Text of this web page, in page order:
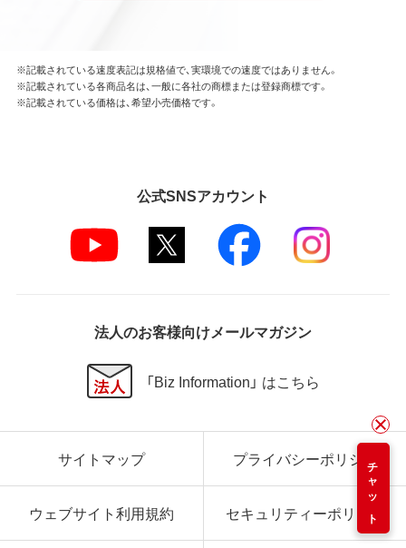
チャット
※記載されている速度表記は規格値で、実環境での速度ではありません。
※記載されている各商品名は、一般に各社の商標または登録商標です。
※記載されている価格は、希望小売価格です。
公式SNSアカウント
法人のお客様向けメールマガジン
「Biz Information」 はこちら
サイトマップ プライバシーポリシー
ウェブサイト利用規約 セキュリティーポリシー